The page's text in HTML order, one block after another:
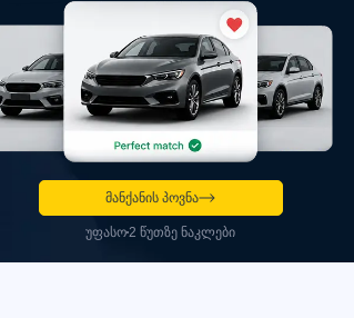
მანქანის პოვნა
უფასო2 წუთზე ნაკლები